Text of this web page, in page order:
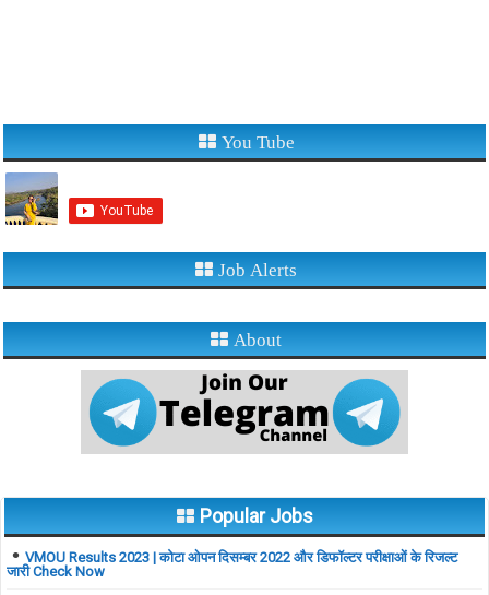
You Tube
Job Alerts
About
Popular Jobs
VMOU Results 2023 | कोटा ओपन दिसम्बर 2022 और डिफॉल्टर परीक्षाओं के रिजल्ट
जारी Check Now